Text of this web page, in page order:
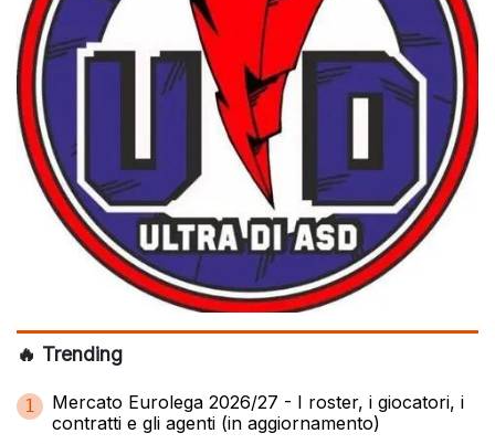
🔥 Trending
1
Mercato Eurolega 2026/27 - I roster, i giocatori, i
contratti e gli agenti (in aggiornamento)